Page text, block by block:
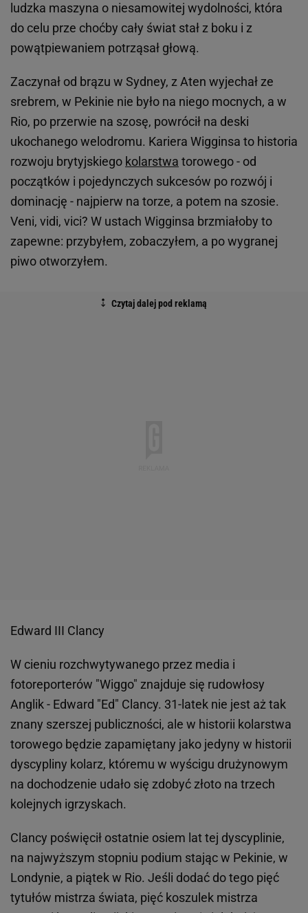
ludzka maszyna o niesamowitej wydolności, która
do celu prze choćby cały świat stał z boku i z
powątpiewaniem potrząsał głową.
Zaczynał od brązu w Sydney, z Aten wyjechał ze
srebrem, w Pekinie nie było na niego mocnych, a w
Rio, po przerwie na szosę, powrócił na deski
ukochanego welodromu. Kariera Wigginsa to historia
rozwoju brytyjskiego kolarstwa torowego - od
początków i pojedynczych sukcesów po rozwój i
dominację - najpierw na torze, a potem na szosie.
Veni, vidi, vici? W ustach Wigginsa brzmiałoby to
zapewne: przybyłem, zobaczyłem, a po wygranej
piwo otworzyłem.
Edward III Clancy
W cieniu rozchwytywanego przez media i
fotoreporterów "Wiggo" znajduje się rudowłosy
Anglik - Edward "Ed" Clancy. 31-latek nie jest aż tak
znany szerszej publiczności, ale w historii kolarstwa
torowego będzie zapamiętany jako jedyny w historii
dyscypliny kolarz, któremu w wyścigu drużynowym
na dochodzenie udało się zdobyć złoto na trzech
kolejnych igrzyskach.
Clancy poświęcił ostatnie osiem lat tej dyscyplinie,
na najwyższym stopniu podium stając w Pekinie, w
Londynie, a piątek w Rio. Jeśli dodać do tego pięć
tytułów mistrza świata, pięć koszulek mistrza